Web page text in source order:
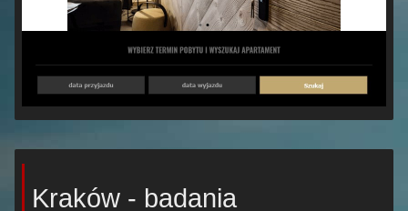
Kraków - badania